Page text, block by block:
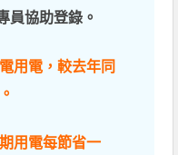
員協助登錄。
用電，較去年同
用電每節省一